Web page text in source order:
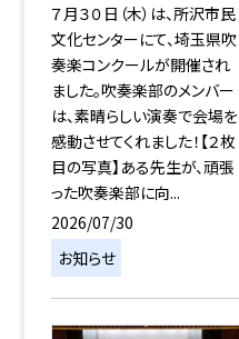
７月３０日（木）は、所沢市民
文化センターにて、埼玉県吹
奏楽コンクールが開催され
ました。吹奏楽部のメンバー
は、素晴らしい演奏で会場を
感動させてくれました！【２枚
目の写真】ある先生が、頑張
った吹奏楽部に向...
2026/07/30
お知らせ